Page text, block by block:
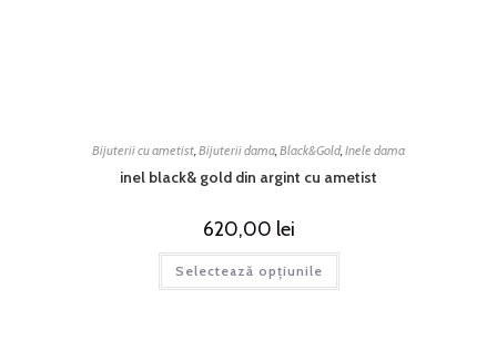
Bijuterii cu ametist Bijuterii dama Black&Gold, Inele dama
inel black& gold din argint cu ametist
620,00 lei
Selectează opțiunile